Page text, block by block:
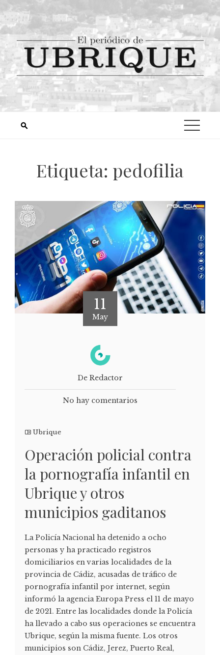
Etiqueta: pedofilia
11
May
De Redactor
No hay comentarios
Ubrique
Operación policial contra
la pornografía infantil en
Ubrique y otros
municipios gaditanos
La Policía Nacional ha detenido a ocho
personas y ha practicado registros
domiciliarios en varias localidades de la
provincia de Cádiz, acusadas de tráfico de
pornografía infantil por internet, según
informó la agencia Europa Press el 11 de mayo
de 2021. Entre las localidades donde la Policía
ha llevado a cabo sus operaciones se encuentra
Ubrique, según la misma fuente. Los otros
municipios son Cádiz, Jerez, Puerto Real,